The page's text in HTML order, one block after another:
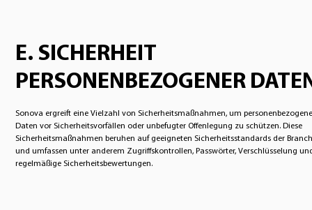
E. SICHERHEIT
PERSONENBEZOGENER
Sonova ergreift eine Vielzahl von Sicherheitsmaßnahmen, um personenbezogene
Daten vor Sicherheitsvorfällen oder unbefugter Offenlegung zu schützen. Diese
Sicherheitsmaßnahmen beruhen auf geeigneten Sicherheitsstandards der
und umfassen unter anderem Zugriffskontrollen, Passwörter, Verschlüsselung
regelmäßige Sicherheitsbewertungen.